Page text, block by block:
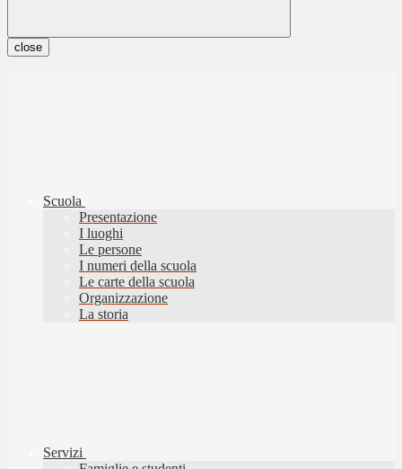
close
Scuola
Presentazione
I luoghi
Le persone
I numeri della scuola
Le carte della scuola
Organizzazione
La storia
Servizi